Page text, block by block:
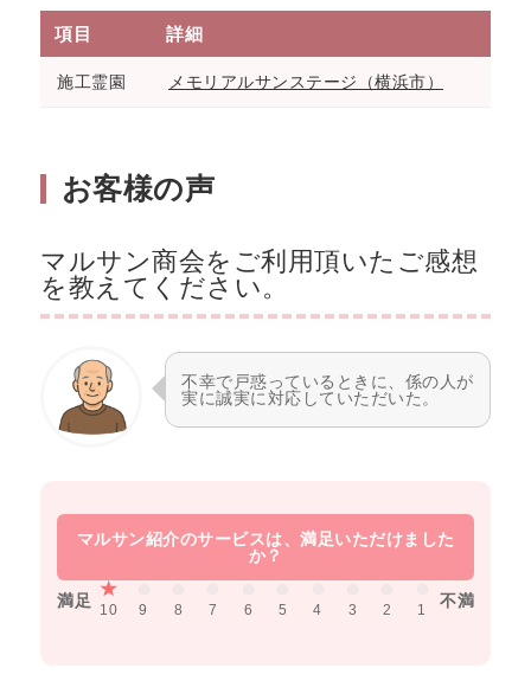
項目 詳細
施工霊園 メモリアルサンステージ（横浜市）
お客様の声
マルサン商会をご利用頂いたご感想
を教えてください。
不幸で戸惑っているときに、係の人が
実に誠実に対応していただいた。
満足 10 9 8 7 6 5 4 3 2 1 不満